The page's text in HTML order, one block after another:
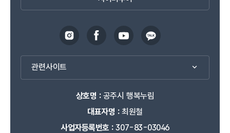
관련사이트
상호명 :공주시 행복누림
대표자명 :최원철
사업자등록번호 :307-83-03046